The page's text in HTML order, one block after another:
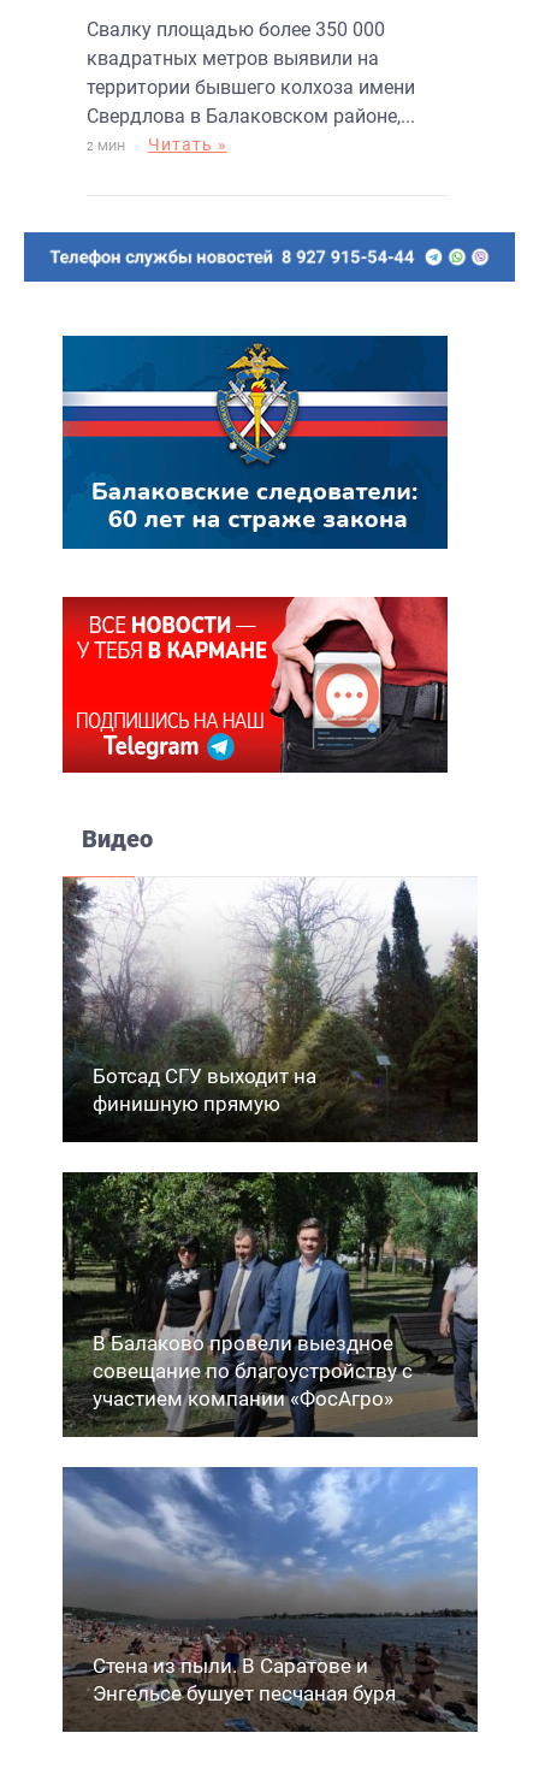
Свалку площадью более 350 000
квадратных метров выявили на
территории бывшего колхоза имени
Свердлова в Балаковском районе,...
2 МИН Читать »
Видео
Ботсад СГУ выходит на
финишную прямую
В Балаково провели выездное
совещание по благоустройству с
участием компании «ФосАгро»
Стена из пыли. В Саратове и
Энгельсе бушует песчаная буря